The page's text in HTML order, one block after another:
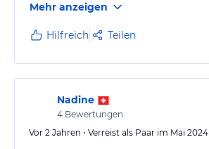
Mehr anzeigen
Hilfreich Teilen
Nadine
4 Bewertungen
Vor 2 Jahren • Verreist als Paar im Mai 2024